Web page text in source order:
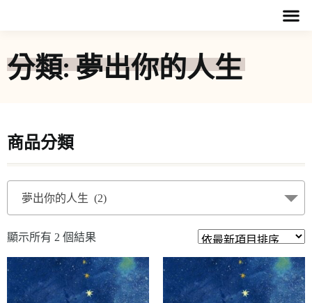
分類: 夢出你的人生
商品分類
夢出你的人生 (2)
顯示所有 2 個結果